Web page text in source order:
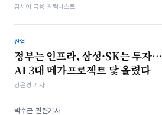
김세아 금융 칼럼니스트
산업
정부는 인프라, 삼성·SK는 투자…
AI 3대 메가프로젝트 닻 올렸다
강은경 기자
박수근 관련기사